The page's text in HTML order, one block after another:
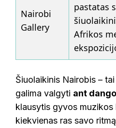
Nairobi
Gallery
pastatas
Afrikos
Šiuolaikinis Nairobis –
galima valgyti ant
klausytis gyvos muzikos
kiekvienas ras savo